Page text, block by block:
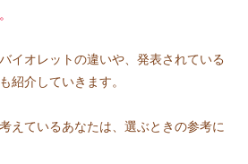
イオレットの違いや、発表されている
紹介していきます。
えているあなたは、選ぶときの参考に